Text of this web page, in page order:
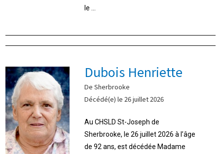
le ...
Dubois Henriette
De Sherbrooke
Décédé(e) le 26 juillet 2026
Au CHSLD St-Joseph de
Sherbrooke, le 26 juillet 2026 à l’âge
de 92 ans, est décédée Madame